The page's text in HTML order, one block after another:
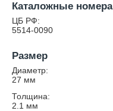
Каталожные номера
ЦБ РФ:
5514-0090
Размер
Диаметр:
27 мм
Толщина:
2.1 мм